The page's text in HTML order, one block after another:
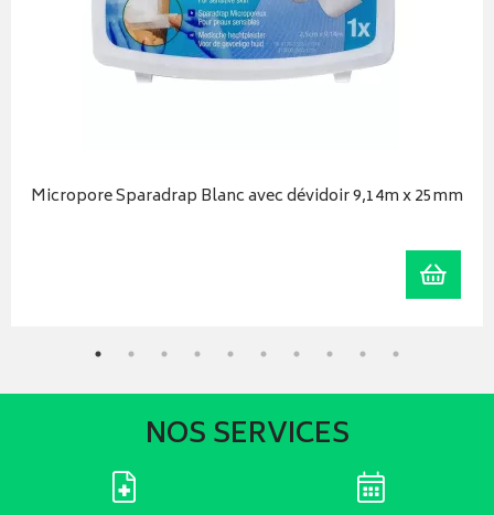
Micropore Sparadrap Blanc avec dévidoir 9,14m x 25mm
NOS SERVICES